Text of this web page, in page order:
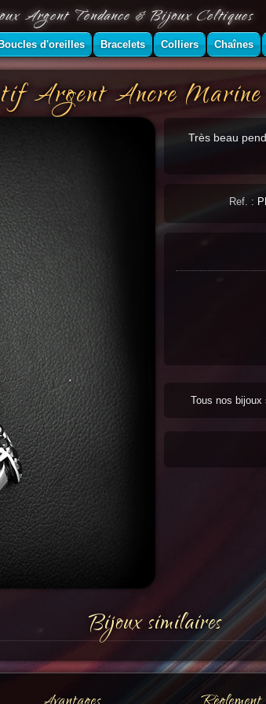
Argent Ancre
Très beau
Ref. :
Tous nos bijoux
Bijoux similaires
Argent Tendance & Bijoux Celtiques
d'oreilles Bracelets Colliers Chaînes